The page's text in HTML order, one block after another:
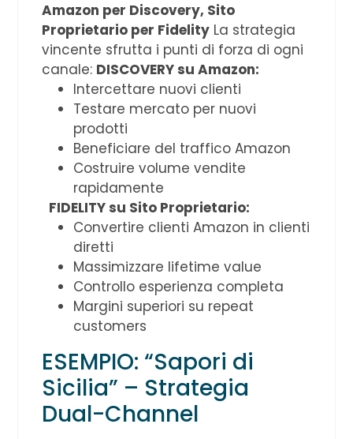
Amazon per Discovery, Sito
Proprietario per Fidelity La strategia
vincente sfrutta i punti di forza di ogni
canale: DISCOVERY su Amazon:
Intercettare nuovi clienti
Testare mercato per nuovi
prodotti
Beneficiare del traffico Amazon
Costruire volume vendite
rapidamente
FIDELITY su Sito Proprietario:
Convertire clienti Amazon in clienti
diretti
Massimizzare lifetime value
Controllo esperienza completa
Margini superiori su repeat
customers
ESEMPIO: “Sapori di
Sicilia” – Strategia
Dual-Channel